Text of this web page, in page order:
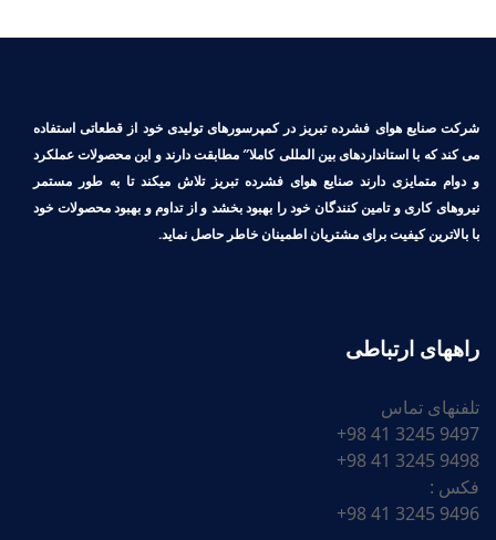
شرکت صنایع هوای فشرده تبریز در کمپرسورهای تولیدی خود از قطعاتی استفاده
می کند که با استانداردهای بین المللی کاملا″ مطابقت دارند و این محصولات عملکرد
و دوام متمایزی دارند صنایع هوای فشرده تبریز تلاش میکند تا به طور مستمر
نیروهای کاری و تامین کنندگان خود را بهبود بخشد و از تداوم و بهبود محصولات خود
با بالاترین کیفیت برای مشتریان اطمینان خاطر حاصل نماید.
راههای ارتباطی
تلفنهای تماس
9497 3245 41 98+
9498 3245 41 98+
فکس :
9496 3245 41 98+